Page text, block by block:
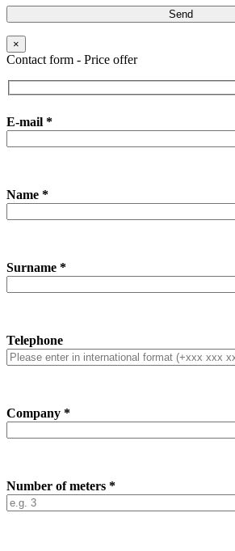
×
Contact form - Price offer
E-mail *
Name *
Surname *
Telephone
Company *
Number of meters *